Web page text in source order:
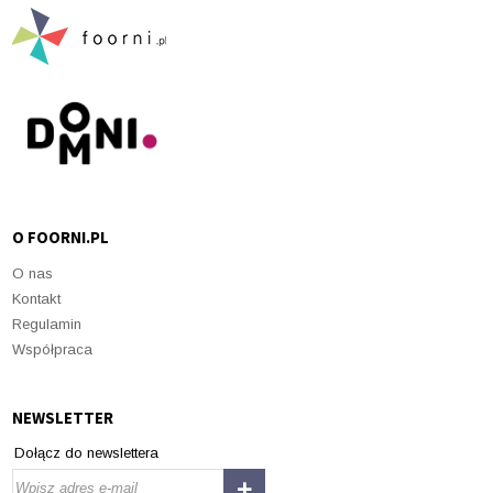
O FOORNI.PL
O nas
Kontakt
Regulamin
Współpraca
NEWSLETTER
Dołącz do newslettera